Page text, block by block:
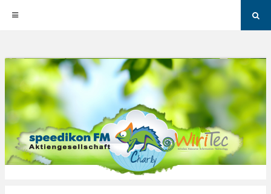
content